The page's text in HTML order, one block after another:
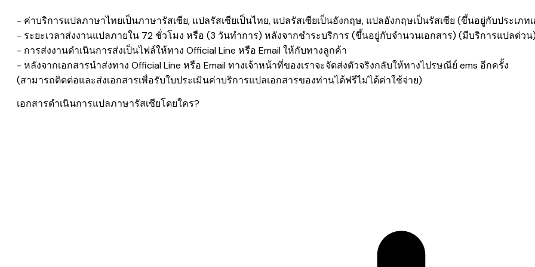
- ค่าบริการแปลภาษาไทยเป็นภาษารัสเซีย, แปลรัสเซียเป็นไทย, แปลรัสเซียเป็นอังกฤษ, แปลอังกฤษเป็นรัสเซีย (ขึ้นอยู่กับประเภท
- ระยะเวลาส่งงานแปลภายใน 72 ชั่วโมง หรือ (3 วันทำการ) หลังจากชำระบริการ (ขึ้นอยู่กับจำนวนเอกสาร) (มีบริการแปลด่วน)
- การส่งงานดำเนินการส่งเป็นไฟล์ให้ทาง Official Line หรือ Email ให้กับทางลูกค้า
- หลังจากเอกสารนำส่งทาง Official Line หรือ Email ทางเจ้าหน้าที่ของเราจะจัดส่งตัวจริงกลับให้ทางไปรษณีย์ ems อีกครั้ง
(สามารถติดต่อและส่งเอกสารเพื่อรับใบประเมินค่าบริการแปลเอกสารของท่านได้ฟรีไม่ได้ค่าใช้จ่าย)
เอกสารดำเนินการแปลภาษารัสเซียโดยใคร?